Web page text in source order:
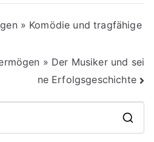
» Komödie und tragfähige
» Der Musiker und sei
ne Erfolgsgeschichte